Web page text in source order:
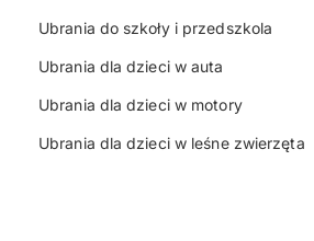
Ubrania do szkoły i przedszkola
Ubrania dla dzieci w auta
Ubrania dla dzieci w motory
Ubrania dla dzieci w leśne zwierzęta